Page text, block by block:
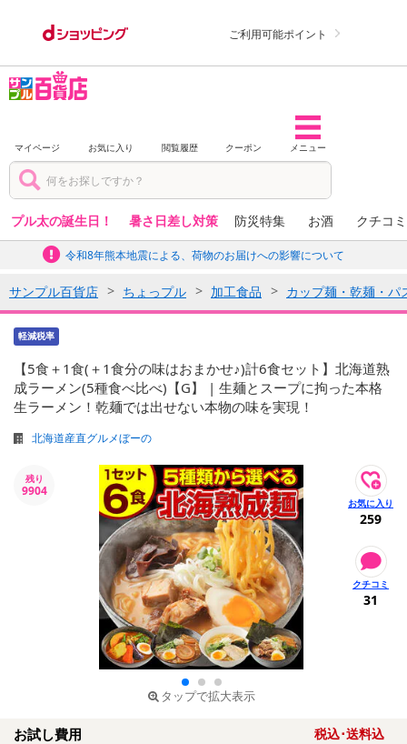
ご利用可能ポイント
マイページ お気に入り 閲覧履歴 クーポン メニュー
プル太の誕生日！ 暑さ日差し対策 防災特集 お酒 クチコ
令和8年熊本地震による、荷物のお届けへの影響について
サンプル百貨店 ちょっプル 加工食品 カップ麺・乾麺・パ
軽減税率
【5食＋1食(＋1食分の味はおまかせ♪)計6食セット】北海道熟
成ラーメン(5種食べ比べ)【G】 | 生麺とスープに拘った本格
生ラーメン！乾麺では出せない本物の味を実現！
北海道産直グルメぼーの
残り
9904
タップで拡大表示
259
31
お試し費用 税込･送料込